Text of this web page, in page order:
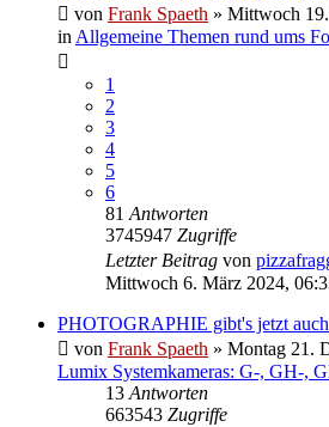
von Frank Spaeth » Mittwoch
in Allgemeine Themen rund ums
1
2
3
4
5
6
81 Antworten
3745947 Zugriffe
Letzter Beitrag von
Mittwoch 6. März 2024,
PHOTOGRAPHIE gibt's jetzt auch
von Frank Spaeth » Montag 21.
Lumix Systemkameras: G-, GH-,
13 Antworten
663543 Zugriffe